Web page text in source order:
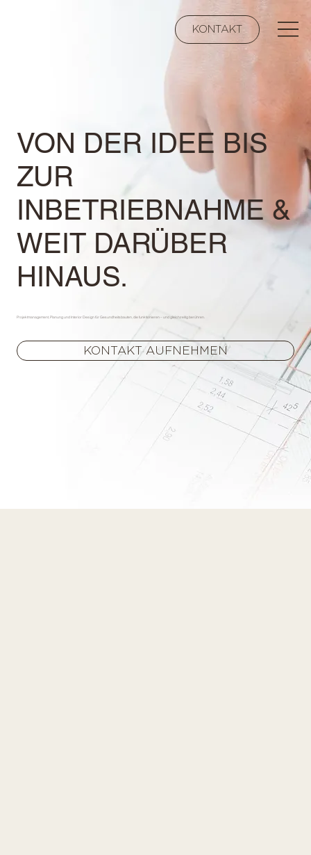
KONTAKT
VON DER IDEE BIS
ZUR
INBETRIEBNAHME &
WEIT DARÜBER
HINAUS.
Projektmanagement, Planung und Interior Design für Gesundheitsbauten, die funktionieren – und gleichzeitig berühren.
KONTAKT AUFNEHMEN